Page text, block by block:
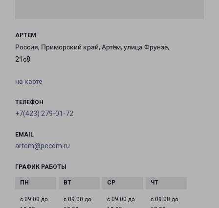
АРТЕМ
Россия, Приморский край, Артём, улица Фрунзе,
21с8
на карте
ТЕЛЕФОН
+7(423) 279-01-72
EMAIL
artem@pecom.ru
ГРАФИК РАБОТЫ
с 09:00 до
с 09:00 до
с 09:00 до
с 09:00 до